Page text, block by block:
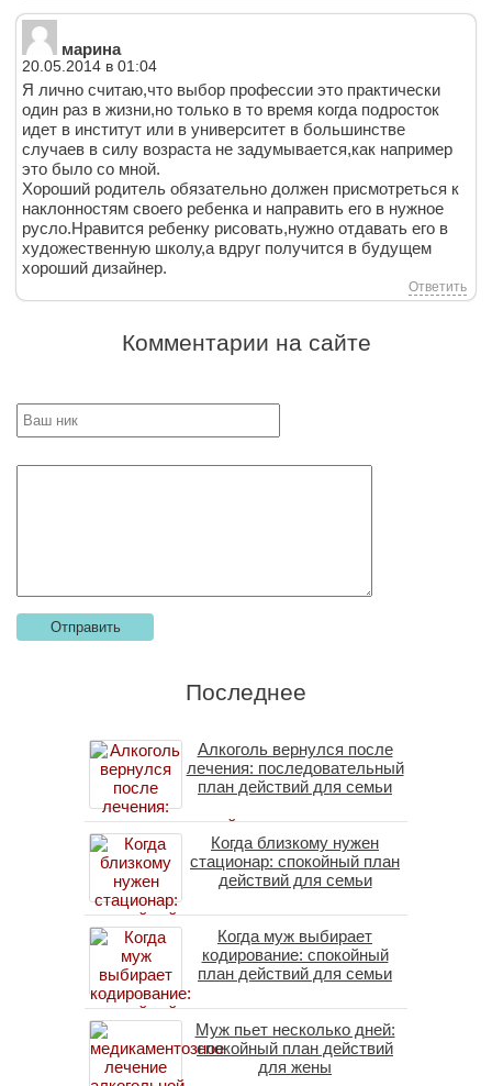
марина
20.05.2014 в 01:04
Я лично считаю,что выбор профессии это практически
один раз в жизни,но только в то время когда подросток
идет в институт или в университет в большинстве
случаев в силу возраста не задумывается,как например
это было со мной.
Хороший родитель обязательно должен присмотреться к
наклонностям своего ребенка и направить его в нужное
русло.Нравится ребенку рисовать,нужно отдавать его в
художественную школу,а вдруг получится в будущем
хороший дизайнер.
Ответить
Комментарии на сайте
Последнее
Алкоголь вернулся после
лечения: последовательный
план действий для семьи
Когда близкому нужен
стационар: спокойный план
действий для семьи
Когда муж выбирает
кодирование: спокойный
план действий для семьи
Муж пьет несколько дней:
спокойный план действий
для жены